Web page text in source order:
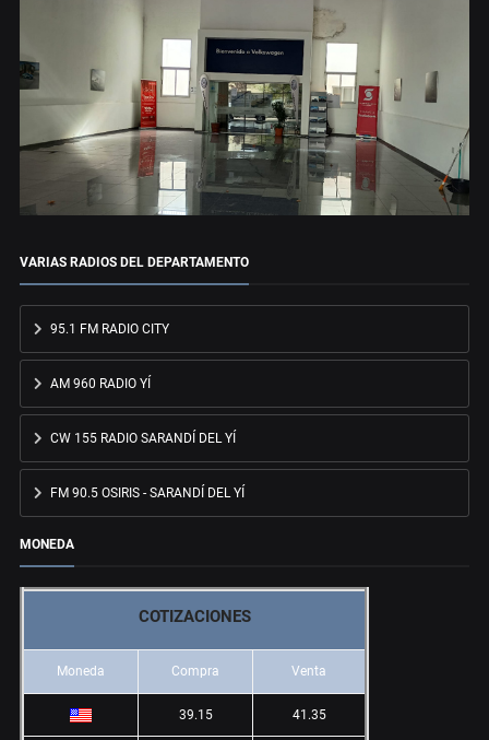
VARIAS RADIOS DEL DEPARTAMENTO
95.1 FM RADIO CITY
AM 960 RADIO YÍ
CW 155 RADIO SARANDÍ DEL YÍ
FM 90.5 OSIRIS - SARANDÍ DEL YÍ
MONEDA
COTIZACIONES
Moneda Compra Venta
39.15 41.35